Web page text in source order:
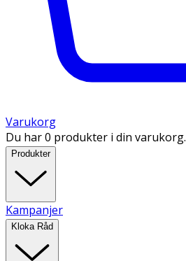
Varukorg
Du har 0 produkter i din varukorg.
Produkter
Kampanjer
Kloka Råd